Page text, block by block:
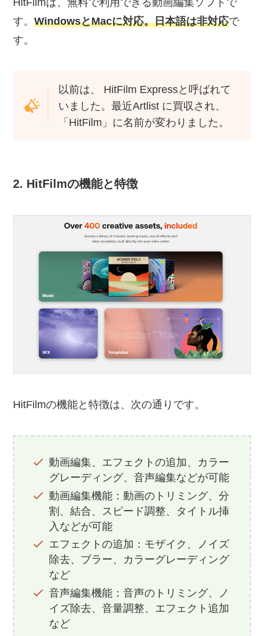
す。WindowsとMacに対応。日本語は非対応で
す。
以前は、 HitFilm Expressと呼ばれて
いました。最近Artlist に買収され、
「HitFilm」に名前が変わりました。
2. HitFilmの機能と特徴
HitFilmの機能と特徴は、次の通りです。
動画編集、エフェクトの追加、カラー
グレーディング、音声編集などが可能
動画編集機能：動画のトリミング、分
割、結合、スピード調整、タイトル挿
入などが可能
エフェクトの追加：モザイク、ノイズ
除去、ブラー、カラーグレーディング
など
音声編集機能：音声のトリミング、ノ
イズ除去、音量調整、エフェクト追加
など